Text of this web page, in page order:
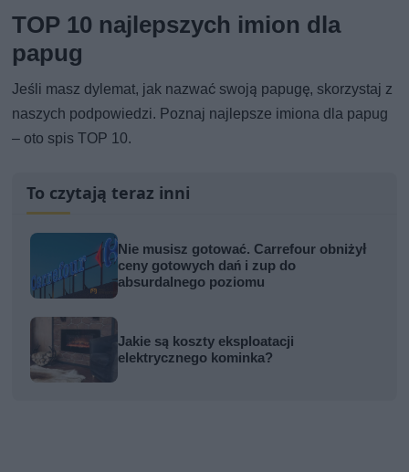
TOP 10 najlepszych imion dla
papug
Jeśli masz dylemat, jak nazwać swoją papugę, skorzystaj z
naszych podpowiedzi. Poznaj najlepsze imiona dla papug
– oto spis TOP 10.
To czytają teraz inni
Nie musisz gotować. Carrefour obniżył
ceny gotowych dań i zup do
absurdalnego poziomu
Jakie są koszty eksploatacji
elektrycznego kominka?